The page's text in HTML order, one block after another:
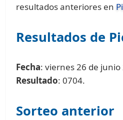
resultados anteriores en
Resultados de
Fecha: viernes 26 de junio
Resultado: 0704.
Sorteo anterior